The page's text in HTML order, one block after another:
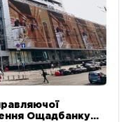
Ощадбанку